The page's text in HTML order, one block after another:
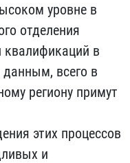
уровне в
отделения
квалификаций в
данным, всего в
региону примут
этих процессов
и